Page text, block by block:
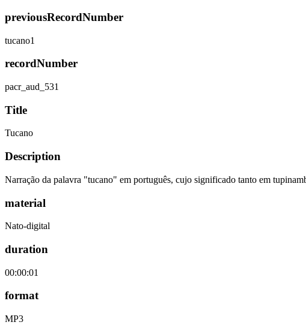
previousRecordNumber
tucano1
recordNumber
pacr_aud_531
Title
Tucano
Description
Narração da palavra "tucano" em português, cujo significado tanto em
material
Nato-digital
duration
00:00:01
format
MP3